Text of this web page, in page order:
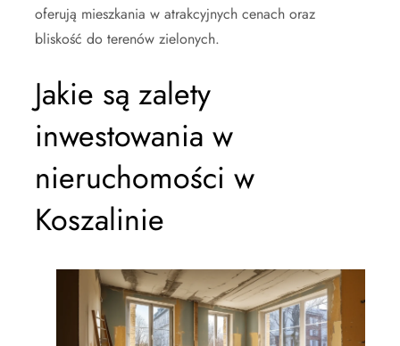
oferują mieszkania w atrakcyjnych cenach oraz
bliskość do terenów zielonych.
Jakie są zalety
inwestowania w
nieruchomości w
Koszalinie